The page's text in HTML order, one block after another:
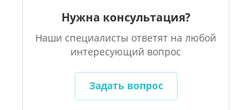
Нужна консультация?
Наши специалисты ответят на любой
интересующий вопрос
Задать вопрос